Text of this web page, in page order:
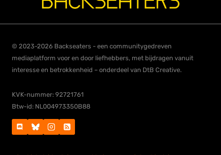
© 2023-2026 Backseaters - een communitygedreven
mediaplatform voor en door liefhebbers, met bijdragen vanuit
interesse en betrokkenheid – onderdeel van DtB Creative.
KVK-nummer: 92721761
Btw-id: NL004973350B88